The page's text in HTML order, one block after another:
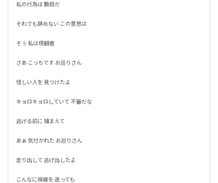
私の行為は 脆弱だ
それでも辞めない この意思は
そぅ 私は傍観者
さあ こっちです お巡りさん
怪しい人を 見つけたよ
キョロキョロしていて 不審だな
逃げる前に 捕まえて
あぁ 気付かれた お巡りさん
走り出して 逃げ出したよ
こんなに視線を 送っても